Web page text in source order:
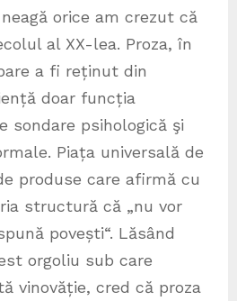
orice am crezut că
al XX-lea. Proza, în
a fi reținut din
doar funcția
sondare psihologică şi
Piața universală de
produse care afirmă cu
structură că „nu vor
povești“. Lăsând
orgoliu sub care
vinovăție, cred că proza